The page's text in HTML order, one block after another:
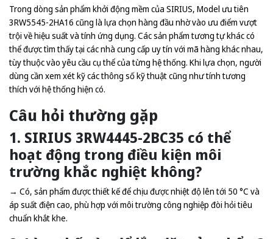
Trong dòng sản phẩm khởi động mềm của SIRIUS, Model ưu tiên
3RW5545-2HA16 cũng là lựa chọn hàng đầu nhờ vào ưu điểm vượt
trội về hiệu suất và tính ứng dụng. Các sản phẩm tương tự khác có
thể được tìm thấy tại các nhà cung cấp uy tín với mã hàng khác nhau,
tùy thuộc vào yêu cầu cụ thể của từng hệ thống. Khi lựa chọn, người
dùng cần xem xét kỹ các thông số kỹ thuật cũng như tính tương
thích với hệ thống hiện có.
Câu hỏi thường gặp
1. SIRIUS 3RW4445-2BC35 có thể
hoạt động trong điều kiện môi
trường khắc nghiệt không?
→ Có, sản phẩm được thiết kế để chịu được nhiệt độ lên tới 50 °C và
áp suất điện cao, phù hợp với môi trường công nghiệp đòi hỏi tiêu
chuẩn khắt khe.